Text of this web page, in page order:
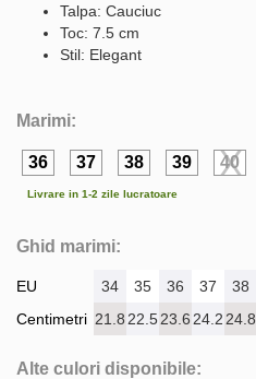
Talpa: Cauciuc
Toc: 7.5 cm
Stil: Elegant
Marimi:
36 37 38 39 40
Livrare in 1-2 zile lucratoare
Ghid marimi:
EU
Centimetri
34 35 36 37 38
21.8 22.523.6 24.2 24.8
Alte culori disponibile: